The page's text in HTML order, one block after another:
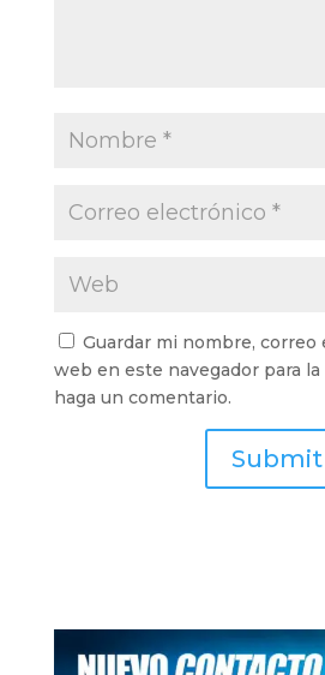
Guardar mi nombre,
web en este navegador para
haga un comentario.